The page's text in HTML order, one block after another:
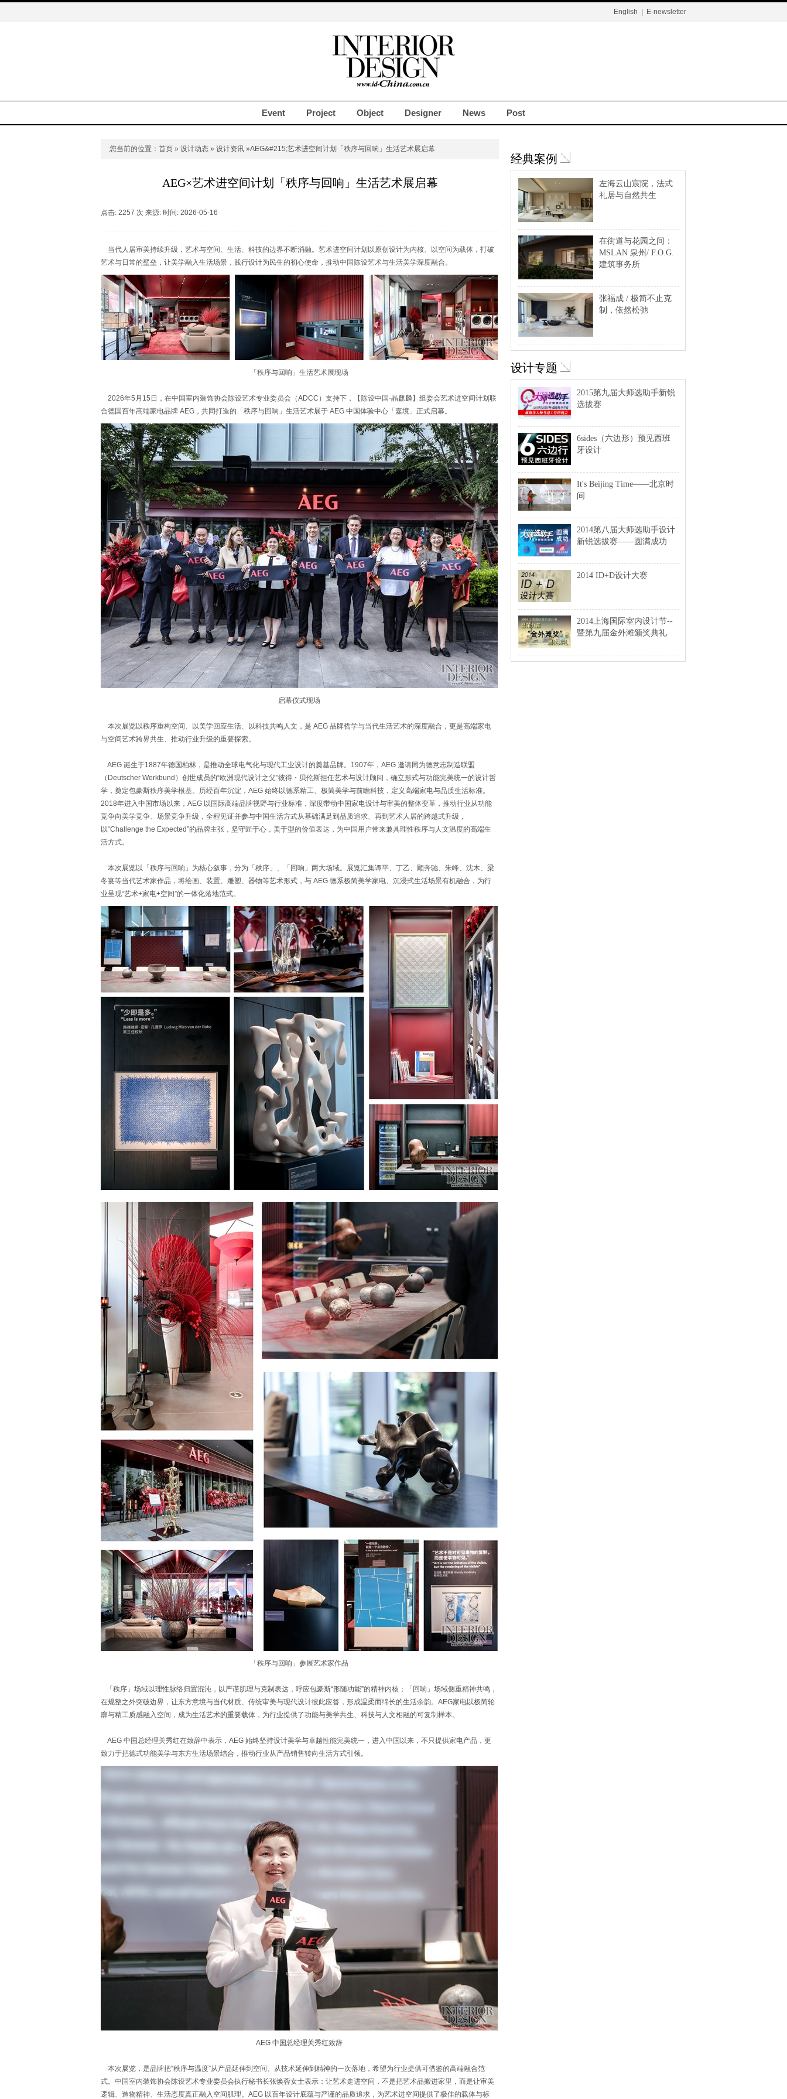
English E-newsletter
Event Project Object Designer News Post
您当前的位置： 首页 » 设计动态 » 设计资讯 »AEG&#215;艺术进空间计划「秩序与回响」生活艺术展启幕
AEG×艺术进空间计划「秩序与回响」生活艺术展启幕
点击: 2257 次 来源: 时间: 2026-05-16
当代人居审美持续升级，艺术与空间、生活、科技的边界不断消融。艺术进空间计划以原创设计为内核、以空间为载体，打破
艺术与日常的壁垒，让美学融入生活场景，践行设计为民生的初心使命，推动中国陈设艺术与生活美学深度融合。
「秩序与回响」生活艺术展现场
2026年5月15日，在中国室内装饰协会陈设艺术专业委员会（ADCC）支持下，【陈设中国·晶麒麟】组委会艺术进空间计划联
合德国百年高端家电品牌 AEG，共同打造的「秩序与回响」生活艺术展于 AEG 中国体验中心「嘉境」正式启幕。
启幕仪式现场
本次展览以秩序重构空间、以美学回应生活、以科技共鸣人文，是 AEG 品牌哲学与当代生活艺术的深度融合，更是高端家电
与空间艺术跨界共生、推动行业升级的重要探索。
AEG 诞生于1887年德国柏林，是推动全球电气化与现代工业设计的奠基品牌。1907年，AEG 邀请同为德意志制造联盟
（Deutscher Werkbund）创世成员的“欧洲现代设计之父”彼得・贝伦斯担任艺术与设计顾问，确立形式与功能完美统一的设计哲
学，奠定包豪斯秩序美学根基。历经百年沉淀，AEG 始终以德系精工、极简美学与前瞻科技，定义高端家电与品质生活标准。
2018年进入中国市场以来，AEG 以国际高端品牌视野与行业标准，深度带动中国家电设计与审美的整体变革，推动行业从功能
竞争向美学竞争、场景竞争升级，全程见证并参与中国生活方式从基础满足到品质追求、再到艺术人居的跨越式升级，
以“Challenge the Expected”的品牌主张，坚守匠于心，美于型的价值表达，为中国用户带来兼具理性秩序与人文温度的高端生
活方式。
本次展览以「秩序与回响」为核心叙事，分为「秩序」、「回响」两大场域。展览汇集谭平、丁乙、顾奔驰、朱峰、沈木、梁
冬宴等当代艺术家作品，将绘画、装置、雕塑、器物等艺术形式，与 AEG 德系极简美学家电、沉浸式生活场景有机融合，为行
业呈现“艺术+家电+空间”的一体化落地范式。
「秩序与回响」参展艺术家作品
「秩序」场域以理性脉络归置混沌，以严谨肌理与克制表达，呼应包豪斯“形随功能”的精神内核；「回响」场域侧重精神共鸣，
在规整之外突破边界，让东方意境与当代材质、传统审美与现代设计彼此应答，形成温柔而绵长的生活余韵。AEG家电以极简轮
廓与精工质感融入空间，成为生活艺术的重要载体，为行业提供了功能与美学共生、科技与人文相融的可复制样本。
AEG 中国总经理关秀红在致辞中表示，AEG 始终坚持设计美学与卓越性能完美统一，进入中国以来，不只提供家电产品，更
致力于把德式功能美学与东方生活场景结合，推动行业从产品销售转向生活方式引领。
AEG 中国总经理关秀红致辞
本次展览，是品牌把“秩序与温度”从产品延伸到空间、从技术延伸到精神的一次落地，希望为行业提供可借鉴的高端融合范
式。中国室内装饰协会陈设艺术专业委员会执行秘书长张焕蓉女士表示：让艺术走进空间，不是把艺术品搬进家里，而是让审美
逻辑、造物精神、生活态度真正融入空间肌理。AEG 以百年设计底蕴与严谨的品质追求，为艺术进空间提供了极佳的载体与标
经典案例
左海云山宸院，法式
礼居与自然共生
在街道与花园之间：
MSLAN 泉州/ F.O.G.
建筑事务所
张福成 / 极简不止克
制，依然松弛
设计专题
2015第九届大师选助手新锐
选拔赛
6sides（六边形）预见西班
牙设计
It's Beijing Time——北京时
间
2014第八届大师选助手设计
新锐选拔赛——圆满成功
2014 ID+D设计大赛
2014上海国际室内设计节--
暨第九届金外滩颁奖典礼